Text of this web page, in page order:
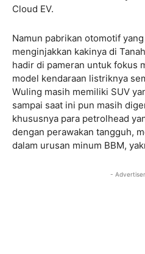
Cloud EV.
Namun pabrikan otomotif
menginjakkan kakinya di
hadir di pameran untuk fokus
model kendaraan listriknya
Wuling masih memiliki SUV
sampai saat ini pun masih
khususnya para petrolhead
dengan perawakan tangguh,
dalam urusan minum BBM,
-